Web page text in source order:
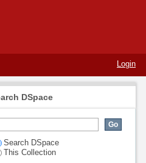
rendimiento
Login
DSpace
Search DSpace
This Collection